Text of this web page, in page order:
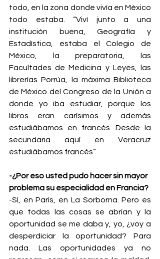
todo, en la zona donde vivía en México
todo estaba. “Viví junto a una
institución buena, Geografía y
Estadística, estaba el Colegio de
México, la preparatoria, las
Facultades de Medicina y Leyes, las
librerías Porrúa, la máxima Biblioteca
de México del Congreso de la Unión a
donde yo iba estudiar, porque los
libros eran carísimos y además
estudiábamos en francés. Desde la
secundaria aquí en Veracruz
estudiábamos francés”.
-¿Por eso usted pudo hacer sin mayor
problema su especialidad en Francia?
-Sí, en París, en La Sorborna. Pero es
que todas las cosas se abrían y la
oportunidad se me daba y, yo, ¿voy a
desperdiciar la oportunidad? Para
nada. Las oportunidades ya no